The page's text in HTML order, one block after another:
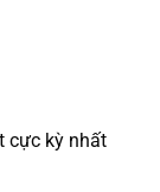
cực kỳ nhất